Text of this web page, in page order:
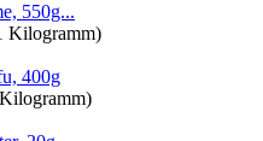
550g...
Kilogramm)
400g